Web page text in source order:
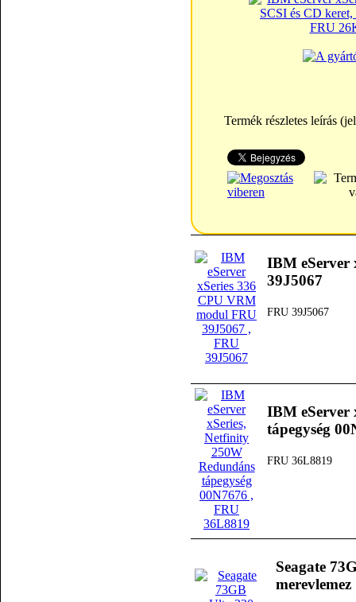
Termék részletes leírás
IBM eServer
39J5067
FRU 39J5067
IBM eServer
tápegység
FRU 36L8819
Seagate
merevlemez